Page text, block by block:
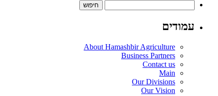
עמודים
About Hamashbir Agriculture
Business Partners
Contact us
Main
Our Divisions
Our Vision